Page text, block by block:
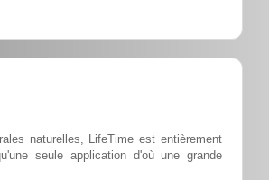
naturelles, LifeTime est entièrement
seule application d'où une grande